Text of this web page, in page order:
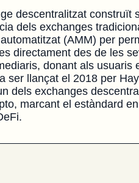
descentralitzat construït
dels exchanges
(AMM) per
directament des de les
donant als usuaris
ser llançat el 2018 per
dels exchanges
marcant el estàndard